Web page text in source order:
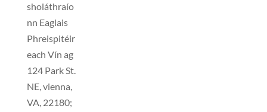
sholáthraío
nn Eaglais
Phreispitéir
each Vín ag
124 Park St.
NE, vienna,
VA, 22180;